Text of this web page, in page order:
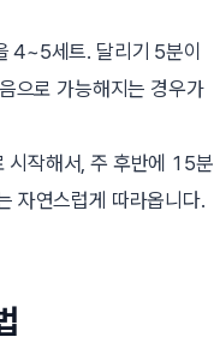
4~5세트. 달리기 5분이
으로 가능해지는 경우가
작해서, 주 후반에 15분
자연스럽게 따라옵니다.